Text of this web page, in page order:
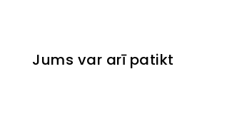
Jums var arī patikt